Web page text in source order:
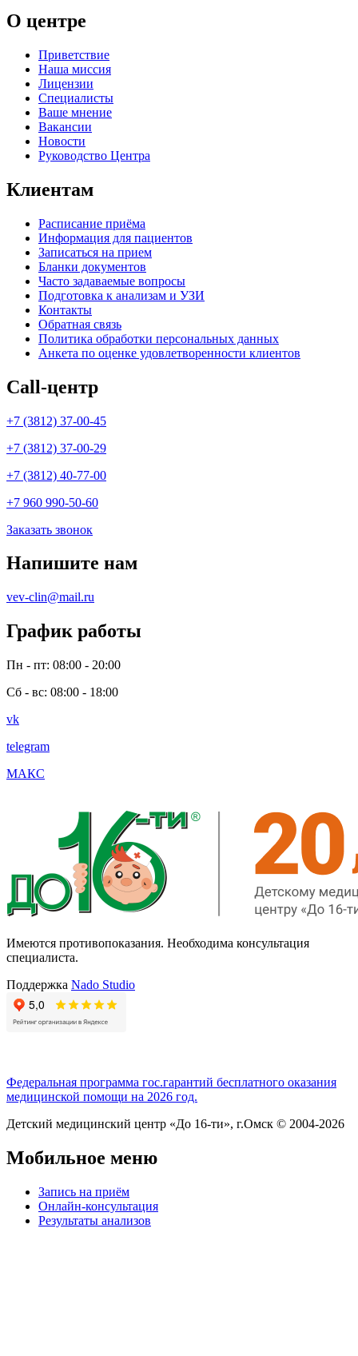
О центре
Приветствие
Наша миссия
Лицензии
Специалисты
Ваше мнение
Вакансии
Новости
Руководство Центра
Клиентам
Расписание приёма
Информация для пациентов
Записаться на прием
Бланки документов
Часто задаваемые вопросы
Подготовка к анализам и УЗИ
Контакты
Обратная связь
Политика обработки персональных данных
Анкета по оценке удовлетворенности клиентов
Call-центр
+7 (3812) 37-00-45
+7 (3812) 37-00-29
+7 (3812) 40-77-00
+7 960 990-50-60
Заказать звонок
Напишите нам
vev-clin@mail.ru
График работы
Пн - пт: 08:00 - 20:00
Сб - вс: 08:00 - 18:00
vk
telegram
МАКС
Имеются противопоказания. Необходима консультация
специалиста.
Поддержка Nado Studio
Федеральная программа гос.гарантий бесплатного оказания
медицинской помощи на 2026 год.
Детский медицинский центр «До 16-ти», г.Омск © 2004-2026
Мобильное меню
Запись на приём
Онлайн-консультация
Результаты анализов